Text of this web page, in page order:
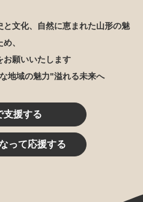
文化、自然に恵まれた山形の魅
、
お願いいたします
地域の魅力"溢れる未来へ
支援する
って応援する